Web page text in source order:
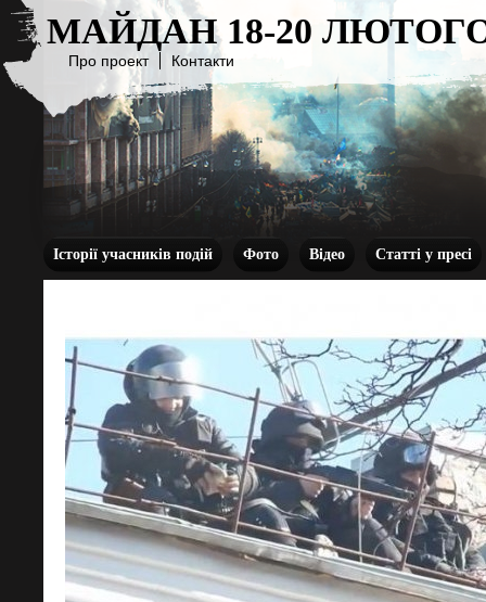
МАЙДАН 18-20
Про проект Контакти
Історії учасників подій Фото Відео Статті у пресі